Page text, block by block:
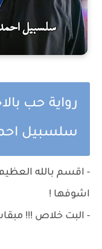
رواية حب
سلسبيل
- اقسم بالله
اشوفها !
- البت خلاص !!!